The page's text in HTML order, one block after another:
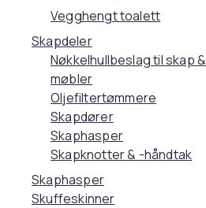
Vegghengt toalett
Skapdeler
Nøkkelhullbeslag til skap &
møbler
Oljefiltertømmere
Skapdører
Skaphasper
Skapknotter & -håndtak
Skaphasper
Skuffeskinner